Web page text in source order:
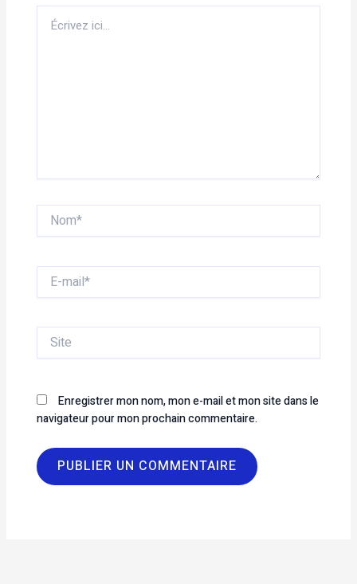
ici…
Nom*
E-
mail*
Site
Enregistrer mon nom, mon e-mail et mon site dans le
navigateur pour mon prochain commentaire.